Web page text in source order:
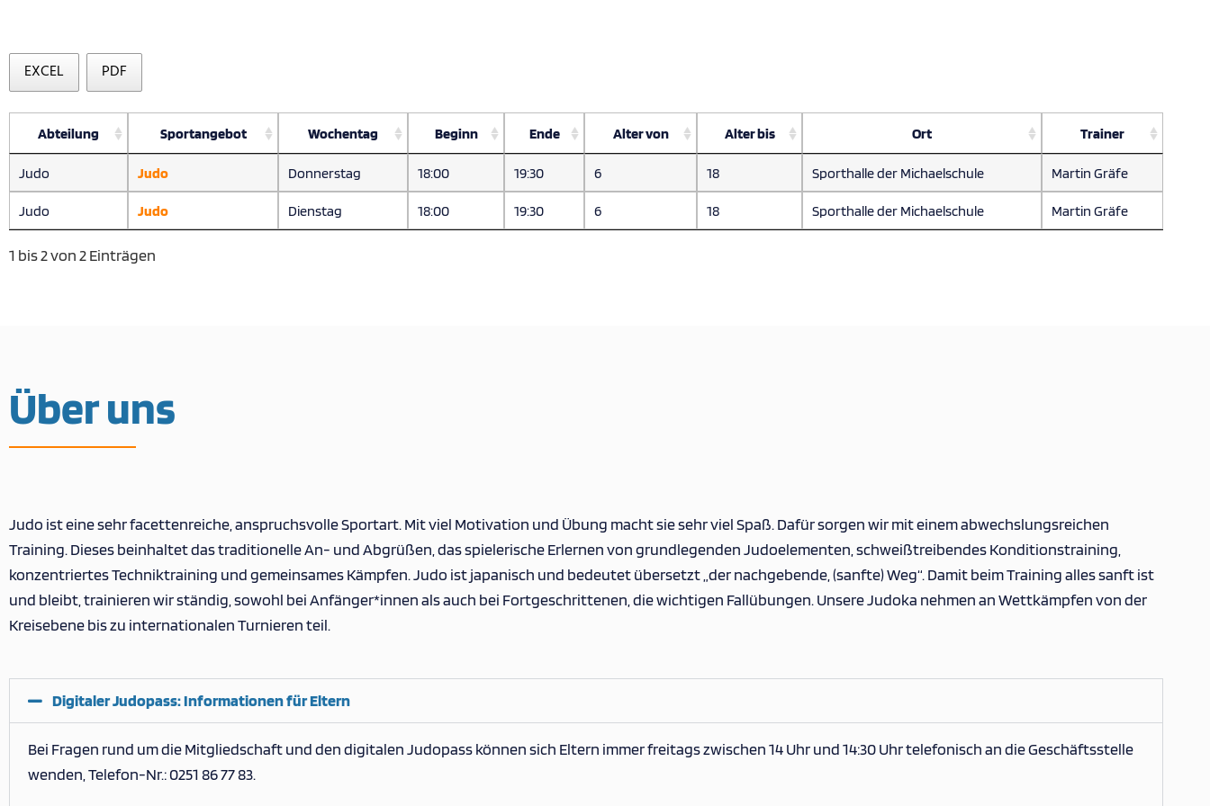
EXCEL PDF
Abteilung Sportangebot Wochentag Beginn Ende Alter von Alter bis Ort Trainer
Judo Judo Donnerstag 18:00 19:30 6 18 Sporthalle der Michaelschule Martin Gräfe
Judo Judo Dienstag 18:00 19:30 6 18 Sporthalle der Michaelschule Martin Gräfe
1 bis 2 von 2 Einträgen
Über uns
Judo ist eine sehr facettenreiche, anspruchsvolle Sportart. Mit viel Motivation und Übung macht sie sehr viel Spaß. Dafür sorgen wir mit einem abwechslungsreichen
Training. Dieses beinhaltet das traditionelle An- und Abgrüßen, das spielerische Erlernen von grundlegenden Judoelementen, schweißtreibendes Konditionstraining,
konzentriertes Techniktraining und gemeinsames Kämpfen. Judo ist japanisch und bedeutet übersetzt „der nachgebende, (sanfte) Weg“. Damit beim Training alles sanft ist
und bleibt, trainieren wir ständig, sowohl bei Anfänger*innen als auch bei Fortgeschrittenen, die wichtigen Fallübungen. Unsere Judoka nehmen an Wettkämpfen von der
Kreisebene bis zu internationalen Turnieren teil.
Digitaler Judopass: Informationen für Eltern
Bei Fragen rund um die Mitgliedschaft und den digitalen Judopass können sich Eltern immer freitags zwischen 14 Uhr und 14:30 Uhr telefonisch an die Geschäftsstelle
wenden, Telefon-Nr.: 0251 86 77 83.